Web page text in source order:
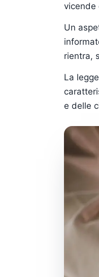
vicende
Un
rientra,
La
e delle